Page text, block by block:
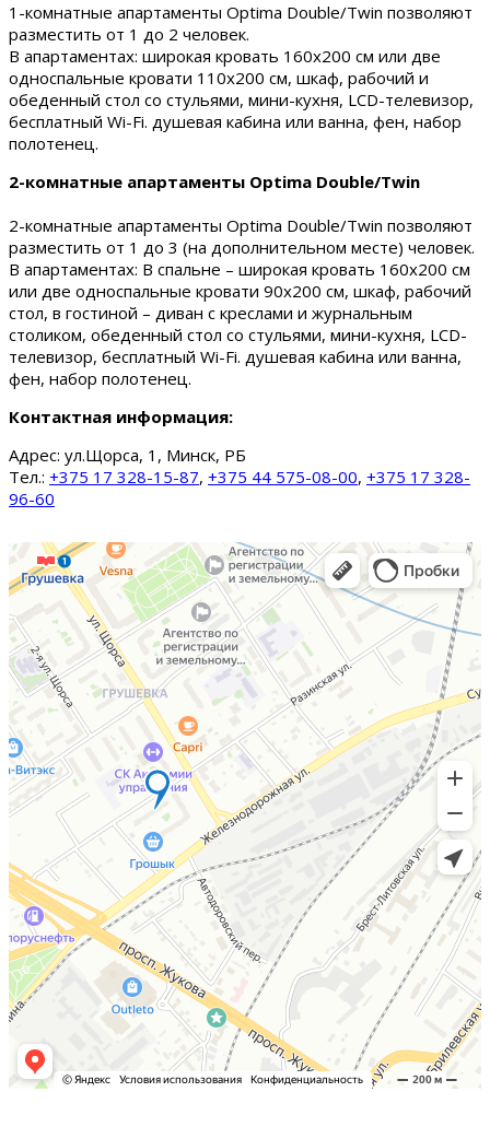
1-комнатные апартаменты Optima Double/Twin позволяют
разместить от 1 до 2 человек.
В апартаментах: широкая кровать 160х200 см или две
односпальные кровати 110х200 см, шкаф, рабочий и
обеденный стол со стульями, мини-кухня, LCD-телевизор,
бесплатный Wi-Fi. душевая кабина или ванна, фен, набор
полотенец.
2-комнатные апартаменты Optima Double/Twin
2-комнатные апартаменты Optima Double/Twin позволяют
разместить от 1 до 3 (на дополнительном месте) человек.
В апартаментах: В спальне – широкая кровать 160х200 см
или две односпальные кровати 90х200 см, шкаф, рабочий
стол, в гостиной – диван с креслами и журнальным
столиком, обеденный стол со стульями, мини-кухня, LCD-
телевизор, бесплатный Wi-Fi. душевая кабина или ванна,
фен, набор полотенец.
Контактная информация:
Адрес: ул.Щорса, 1, Минск, РБ
Тел.: +375 17 328-15-87, +375 44 575-08-00, +375 17 328-
96-60